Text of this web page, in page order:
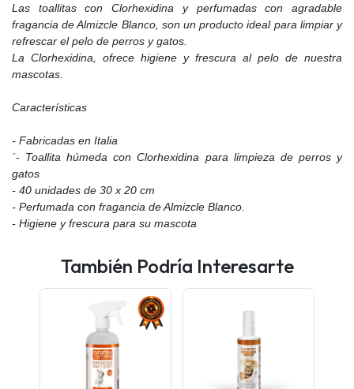
Las toallitas con Clorhexidina y perfumadas con agradable
fragancia de Almizcle Blanco, son un producto ideal para limpiar y
refrescar el pelo de perros y gatos.
La Clorhexidina, ofrece higiene y frescura al pelo de nuestra
mascotas.
Características
- Fabricadas en Italia
´- Toallita húmeda con Clorhexidina para limpieza de perros y
gatos
- 40 unidades de 30 x 20 cm
- Perfumada con fragancia de Almizcle Blanco.
- Higiene y frescura para su mascota
También Podría Interesarte